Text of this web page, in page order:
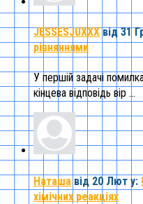
JESSESJUXXX від 31
рівняннями
У першій задачі
кінцева відповідь вір ...
Наташа від 20 Лют у:
хімічних реакціях